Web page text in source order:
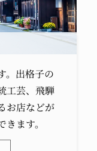
。出格子の
工芸、飛騨
お店などが
ます。